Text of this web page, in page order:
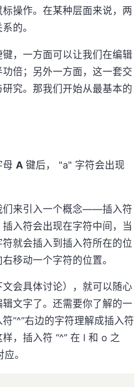
操作。在某种层面来说，两
的。
，一方面可以让我们在编辑
倍；另外一方面，这一套交
究。那我们开始从最基本的
A 键后， "a" 字符会出现
们来引入一个概念——插入符
插入符会出现在字符中间，当
就会插入到插入符所在的位
移动一个字符的位置。
会具体讨论），就可以随心
文字了。还需要你了解的一
“^”右边的字符理解成插入符
，插入符 “^” 在 l 和 o 之
。